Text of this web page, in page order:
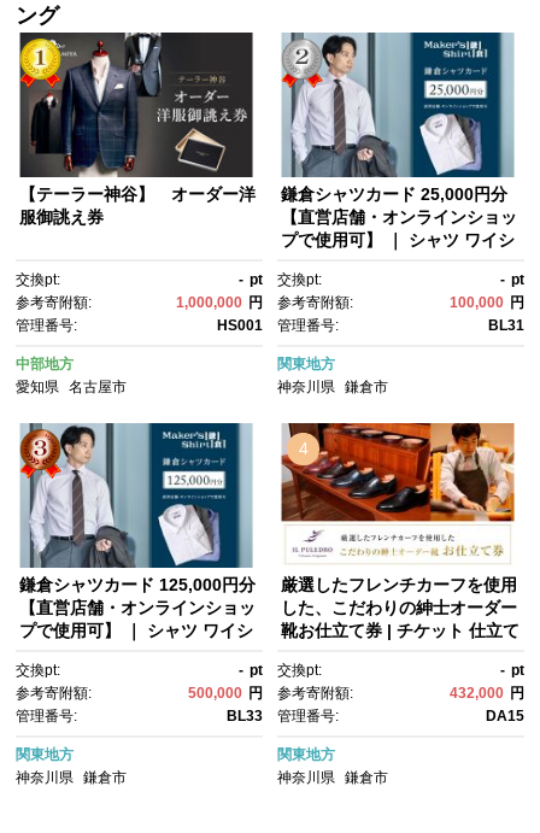
ング
【テーラー神谷】 オーダー洋
服御誂え券
交換pt: - pt
参考寄附額:
1,000,000 円
管理番号:
HS001
中部地方
愛知県
名古屋市
鎌倉シャツカード 25,000円分
【直営店舗・オンラインショッ
プで使用可】 ｜ シャツ ワイシ
気 おすすめ ギフトカード 紳士
服 レディースシャツ カジュア
ルシャツ ビジネスシャツ 贈答
用 送料無料 神奈川 鎌倉
交換pt: - pt
参考寄附額:
100,000 円
管理番号:
BL31
関東地方
神奈川県
鎌倉市
鎌倉シャツカード 125,000円分
【直営店舗・オンラインショッ
プで使用可】 ｜ シャツ ワイシ
気 おすすめ ギフトカード 紳士
服 レディースシャツ カジュア
ルシャツ ビジネスシャツ 贈答
用 送料無料 神奈川 鎌倉
交換pt: - pt
参考寄附額:
500,000 円
管理番号:
BL33
関東地方
神奈川県
鎌倉市
4
厳選したフレンチカーフを使用
した、こだわりの紳士オーダー
靴お仕立て券 | チケット 仕立て
ズ 紳士靴 ビジネスシューズ オ
ーダーメイド おしゃれ 送料無
料 神奈川 鎌倉
交換pt: - pt
参考寄附額:
432,000 円
管理番号:
DA15
関東地方
神奈川県
鎌倉市